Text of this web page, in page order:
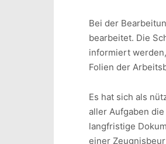
Bei der
bearbeitet. Die
informiert
Folien der
Es hat sich als
aller Aufgaben
langfristige
einer